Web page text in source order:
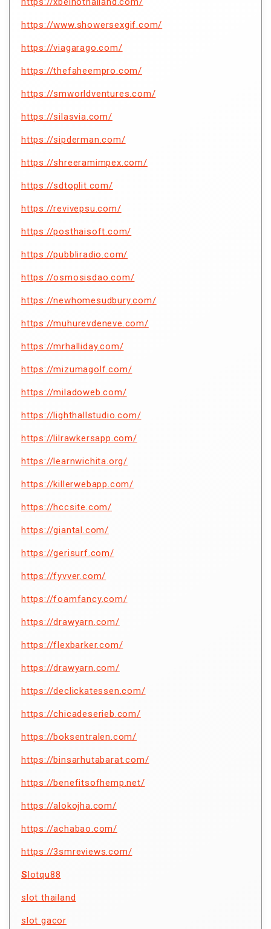
https://www.showersexgif.com/
https://viagarago.com/
https://thefaheempro.com/
https://smworldventures.com/
https://silasvia.com/
https://sipderman.com/
https://shreeramimpex.com/
https://sdtoplit.com/
https://revivepsu.com/
https://posthaisoft.com/
https://pubbliradio.com/
https://osmosisdao.com/
https://newhomesudbury.com/
https://muhurevdeneve.com/
https://mrhalliday.com/
https://mizumagolf.com/
https://miladoweb.com/
https://lighthallstudio.com/
https://lilrawkersapp.com/
https://learnwichita.org/
https://killerwebapp.com/
https://hccsite.com/
https://giantal.com/
https://gerisurf.com/
https://fyvver.com/
https://foamfancy.com/
https://drawyarn.com/
https://flexbarker.com/
https://drawyarn.com/
https://declickatessen.com/
https://chicadeserieb.com/
https://boksentralen.com/
https://binsarhutabarat.com/
https://benefitsofhemp.net/
https://alokojha.com/
https://achabao.com/
https://3smreviews.com/
Slotqu88
slot thailand
slot gacor